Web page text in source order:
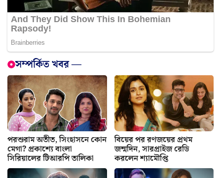
সম্পর্কিত খবর —
পরশুরাম অতীত, সিংহাসনে কোন
মেগা? প্রকাশ্যে বাংলা
সিরিয়ালের টিআরপি তালিকা
বিয়ের পর রণজয়ের প্রথম
জন্মদিন, সারপ্রাইজ রেডি
করলেন শ্যামৌপ্তি